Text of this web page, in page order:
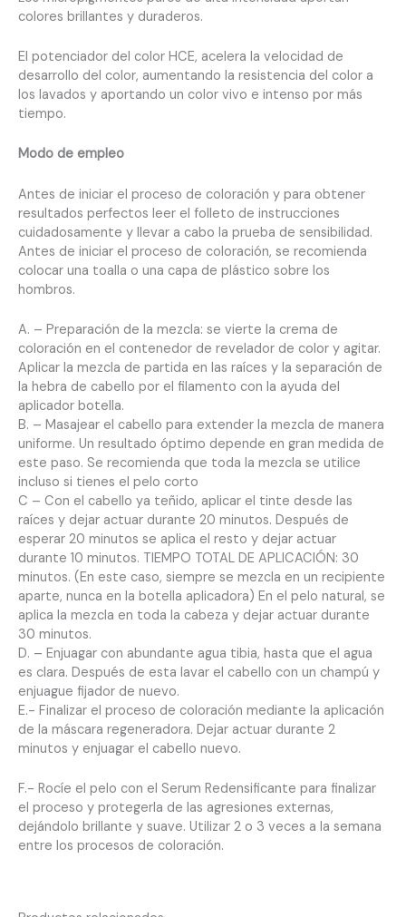
colores brillantes y duraderos.
El potenciador del color HCE, acelera la velocidad de
desarrollo del color, aumentando la resistencia del color a
los lavados y aportando un color vivo e intenso por más
tiempo.
Modo de empleo
Antes de iniciar el proceso de coloración y para obtener
resultados perfectos leer el folleto de instrucciones
cuidadosamente y llevar a cabo la prueba de sensibilidad.
Antes de iniciar el proceso de coloración, se recomienda
colocar una toalla o una capa de plástico sobre los
hombros.
A. – Preparación de la mezcla: se vierte la crema de
coloración en el contenedor de revelador de color y agitar.
Aplicar la mezcla de partida en las raíces y la separación de
la hebra de cabello por el filamento con la ayuda del
aplicador botella.
B. – Masajear el cabello para extender la mezcla de manera
uniforme. Un resultado óptimo depende en gran medida de
este paso. Se recomienda que toda la mezcla se utilice
incluso si tienes el pelo corto
C – Con el cabello ya teñido, aplicar el tinte desde las
raíces y dejar actuar durante 20 minutos. Después de
esperar 20 minutos se aplica el resto y dejar actuar
durante 10 minutos. TIEMPO TOTAL DE APLICACIÓN: 30
minutos. (En este caso, siempre se mezcla en un recipiente
aparte, nunca en la botella aplicadora) En el pelo natural, se
aplica la mezcla en toda la cabeza y dejar actuar durante
30 minutos.
D. – Enjuagar con abundante agua tibia, hasta que el agua
es clara. Después de esta lavar el cabello con un champú y
enjuague fijador de nuevo.
E.- Finalizar el proceso de coloración mediante la aplicación
de la máscara regeneradora. Dejar actuar durante 2
minutos y enjuagar el cabello nuevo.
F.- Rocíe el pelo con el Serum Redensificante para finalizar
el proceso y protegerla de las agresiones externas,
dejándolo brillante y suave. Utilizar 2 o 3 veces a la semana
entre los procesos de coloración.